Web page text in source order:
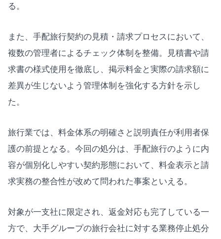
る。
また、手配旅行契約の見積・請求プロセスにおいて、
複数の管理者によるチェック体制を整備。見積書や請
求書の様式使用を徹底し、掲示料金と実際の請求額に
差異が生じないよう管理体制を強化する方針を示し
た。
旅行業では、料金体系の明確さと説明責任が利用者保
護の前提となる。今回の処分は、手配旅行のように内
容が個別化しやすい契約形態において、料金表示と請
求実務の整合性が改めて問われた事案といえる。
対象が一支社に限定され、返金対応も完了している一
方で、大手グループの旅行会社に対する業務停止処分